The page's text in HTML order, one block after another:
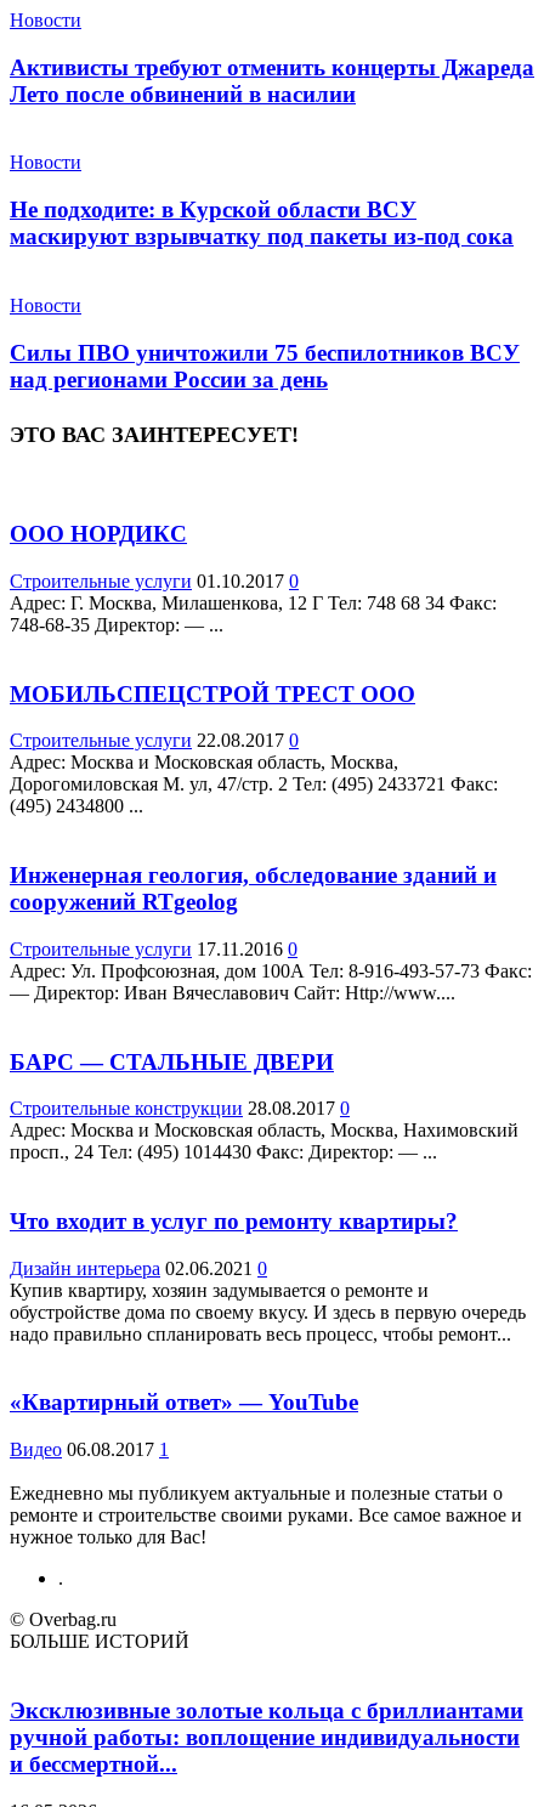
Новости
Активисты требуют отменить концерты Джареда
Лето после обвинений в насилии
Новости
Не подходите: в Курской области ВСУ
маскируют взрывчатку под пакеты из-под сока
Новости
Силы ПВО уничтожили 75 беспилотников ВСУ
над регионами России за день
ЭТО ВАС ЗАИНТЕРЕСУЕТ!
ООО НОРДИКС
Строительные услуги 01.10.2017 0
Адрес: Г. Москва, Милашенкова, 12 Г Teл: 748 68 34 Факс:
748-68-35 Директор: — ...
МОБИЛЬСПЕЦСТРОЙ ТРЕСТ ООО
Строительные услуги 22.08.2017 0
Адрес: Москва и Московская область, Москва,
Дорогомиловская М. ул, 47/стр. 2 Teл: (495) 2433721 Факс:
(495) 2434800 ...
Инженерная геология, обследование зданий и
сооружений RTgeolog
Строительные услуги 17.11.2016 0
Адрес: Ул. Профсоюзная, дом 100А Teл: 8-916-493-57-73 Факс:
— Директор: Иван Вячеславович Сайт: Http://www....
БАРС — СТАЛЬНЫЕ ДВЕРИ
Строительные конструкции 28.08.2017 0
Адрес: Москва и Московская область, Москва, Нахимовский
просп., 24 Teл: (495) 1014430 Факс: Директор: — ...
Что входит в услуг по ремонту квартиры?
Дизайн интерьера 02.06.2021 0
Купив квартиру, хозяин задумывается о ремонте и
обустройстве дома по своему вкусу. И здесь в первую очередь
надо правильно спланировать весь процесс, чтобы ремонт...
«Квартирный ответ» — YouTube
Видео 06.08.2017 1
Ежедневно мы публикуем актуальные и полезные статьи о
ремонте и строительстве своими руками. Все самое важное и
нужное только для Вас!
.
© Overbag.ru
БОЛЬШЕ ИСТОРИЙ
Эксклюзивные золотые кольца с бриллиантами
ручной работы: воплощение индивидуальности
и бессмертной...